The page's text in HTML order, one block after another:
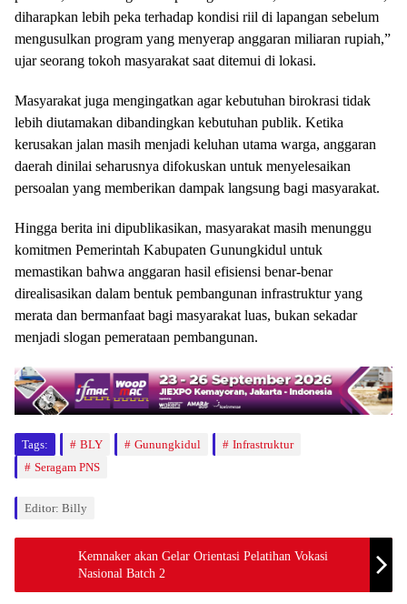
diharapkan lebih peka terhadap kondisi riil di lapangan sebelum
mengusulkan program yang menyerap anggaran miliaran rupiah,”
ujar seorang tokoh masyarakat saat ditemui di lokasi.
Masyarakat juga mengingatkan agar kebutuhan birokrasi tidak
lebih diutamakan dibandingkan kebutuhan publik. Ketika
kerusakan jalan masih menjadi keluhan utama warga, anggaran
daerah dinilai seharusnya difokuskan untuk menyelesaikan
persoalan yang memberikan dampak langsung bagi masyarakat.
Hingga berita ini dipublikasikan, masyarakat masih menunggu
komitmen Pemerintah Kabupaten Gunungkidul untuk
memastikan bahwa anggaran hasil efisiensi benar-benar
direalisasikan dalam bentuk pembangunan infrastruktur yang
merata dan bermanfaat bagi masyarakat luas, bukan sekadar
menjadi slogan pemerataan pembangunan.
Tags: BLY Gunungkidul
Infrastruktur
Seragam PNS
Editor: Billy
Kemnaker akan Gelar Orientasi Pelatihan Vokasi
Nasional Batch 2